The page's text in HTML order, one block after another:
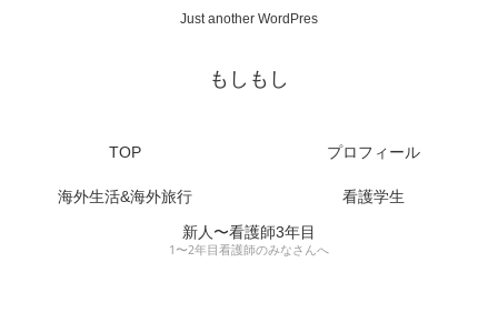
Just another WordPres
もしもし
TOP プロフィール
海外生活&海外旅行
看護学生
新人〜看護師3年目
1〜2年目看護師のみなさんへ